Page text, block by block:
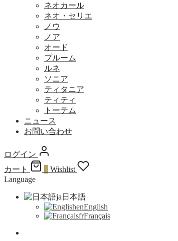
ネオカール
ネオ・セリエ
ノウ
ノア
オード
プルーム
ルネ
ソニア
ティタニア
ティティ
トーテム
ニュース
お問い合わせ
ログイン
カート
Wishlist
Language
ja 日本語
enEnglish
frFrançais